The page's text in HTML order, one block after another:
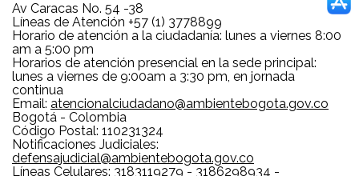
Av Caracas No. 54 -38
Líneas de Atención +57 (1) 3778899
Horario de atención a la ciudadanía: lunes a viernes 8:00
am a 5:00 pm
Horarios de atención presencial en la sede principal:
lunes a viernes de 9:00am a 3:30 pm, en jornada
continua
Email: atencionalciudadano@ambientebogota.gov.co
Bogotá - Colombia
Código Postal: 110231324
Notificaciones Judiciales:
defensajudicial@ambientebogota.gov.co
Líneas Celulares: 3183119279 - 3186298934 -